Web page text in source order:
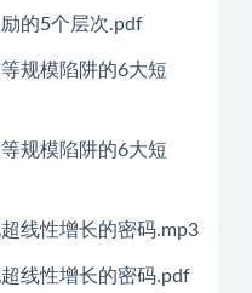
的5个层次.pdf
规模陷阱的6大短
规模陷阱的6大短
线性增长的密码.mp3
线性增长的密码.pdf